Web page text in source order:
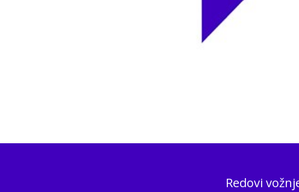
Redovi